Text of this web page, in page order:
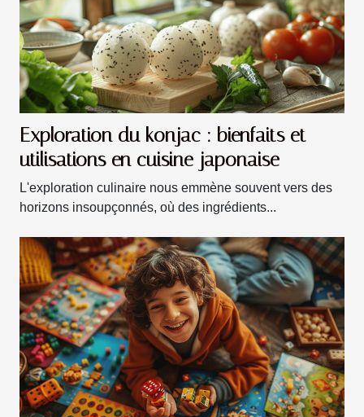
Exploration du konjac : bienfaits et
utilisations en cuisine japonaise
L'exploration culinaire nous emmène souvent vers des
horizons insoupçonnés, où des ingrédients...